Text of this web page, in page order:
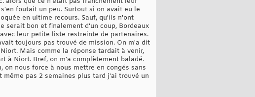
foutait un peu. Surtout si on avait eu le
en ultime recours. Sauf, qu'ils n'ont
serait bon et finalement d'un coup, Bordeaux
leur petite liste restreinte de partenaires.
toujours pas trouvé de mission. On m'a dit
Mais comme la réponse tardait à venir,
à Niort. Bref, on m'a complètement baladé.
nous force à nous mettre en congés sans
pas 2 semaines plus tard j'ai trouvé un